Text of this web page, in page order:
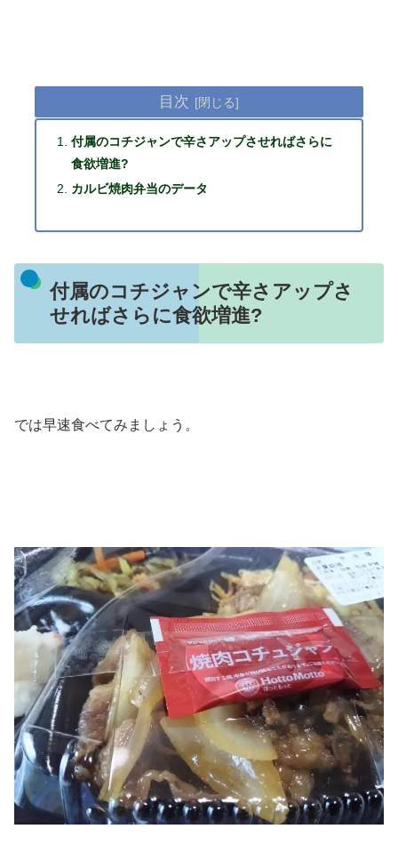
目次
付属のコチジャンで辛さアップさせればさらに
食欲増進?
カルビ焼肉弁当のデータ
付属のコチジャンで辛さアップさ
せればさらに食欲増進?
では早速食べてみましょう。